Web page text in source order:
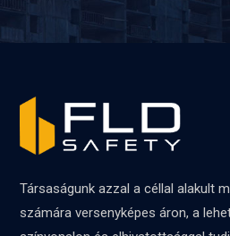
Társaságunk azzal a céllal alakult
számára versenyképes áron, a